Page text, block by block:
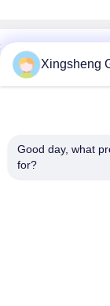
Ons
Technology
Xingsheng
Good day, what
for?